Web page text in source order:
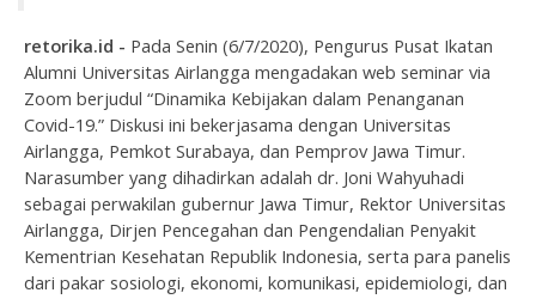
retorika.id - Pada Senin (6/7/2020), Pengurus Pusat Ikatan
Alumni Universitas Airlangga mengadakan web seminar via
Zoom berjudul “Dinamika Kebijakan dalam Penanganan
Covid-19.” Diskusi ini bekerjasama dengan Universitas
Airlangga, Pemkot Surabaya, dan Pemprov Jawa Timur.
Narasumber yang dihadirkan adalah dr. Joni Wahyuhadi
sebagai perwakilan gubernur Jawa Timur, Rektor Universitas
Airlangga, Dirjen Pencegahan dan Pengendalian Penyakit
Kementrian Kesehatan Republik Indonesia, serta para panelis
dari pakar sosiologi, ekonomi, komunikasi, epidemiologi, dan